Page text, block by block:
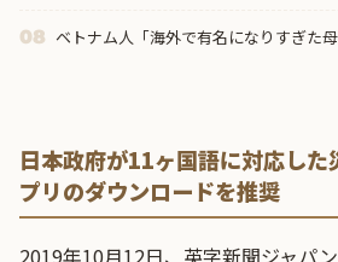
08 ベトナム人「海外で有名になりすぎた
日本政府が11ヶ国語に対応した
プリのダウンロードを推奨
2019年10月12日、英字新聞ジャパ